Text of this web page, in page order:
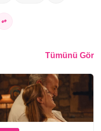
Tümünü Gör